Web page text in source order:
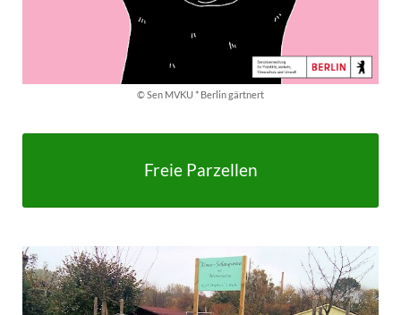
© Sen MVKU * Berlin gärtnert
Freie Parzellen